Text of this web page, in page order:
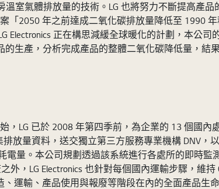
室氣體排放量的技術。LG 也將努力不斷提高產
「2050 年之前達成二氧化碳排放量降低至 1990
Electronics 正在構思減緩全球暖化的計劃，本公
的生產，分析完成產品的整體二氧化碳降低量，結
，LG 已於 2008 年第四季前，為企業的 13 個國
放量資料，送交獨立第三方服務專業機構 DNV，
電量。本公司規劃透過該系統進行各處所的即時
外，LG Electronics 也針對每個國內運輸步驟，
運輸、產品使用與報廢等階段在內的全面產品生